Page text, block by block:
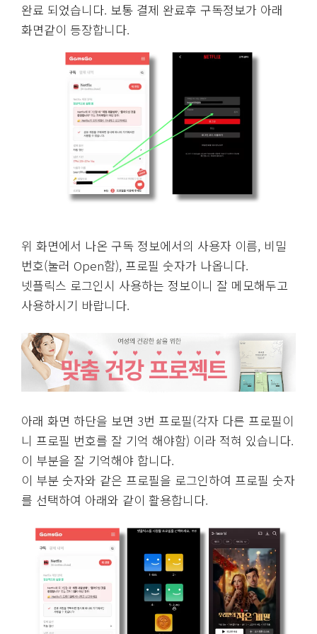
다음은 결제화면들입니다. 결제는 편한 수단을 선택하
면 결제가 완료됩니다.
위와 같이 편한 결제수단으로 결제를 완료하면 구독이